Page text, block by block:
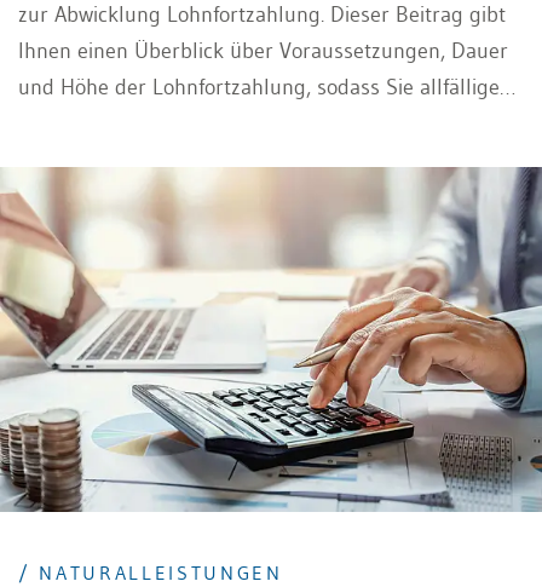
zur Abwicklung Lohnfortzahlung. Dieser Beitrag gibt
Ihnen einen Überblick über Voraussetzungen, Dauer
und Höhe der Lohnfortzahlung, sodass Sie allfällige
/ NATURALLEISTUNGEN